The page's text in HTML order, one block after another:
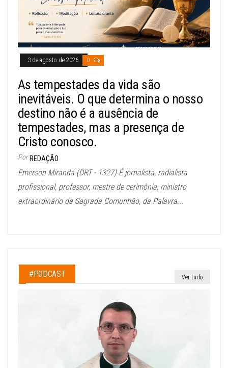
3 de agosto de 2026 0
As tempestades da vida são
inevitáveis. O que determina o nosso
destino não é a ausência de
tempestades, mas a presença de
Cristo conosco.
Por REDAÇÃO
Emerson Miranda (DRT - 1327) É jornalista, radialista
profissional, professor, mestre de cerimônia, ministro
extraordinário da Sagrada Comunhão, da Palavra...
#PODCAST Ver tudo